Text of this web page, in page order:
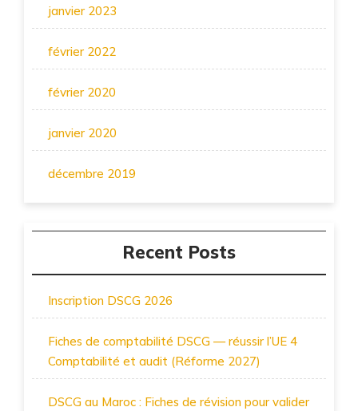
janvier 2023
février 2022
février 2020
janvier 2020
décembre 2019
Recent Posts
Inscription DSCG 2026
Fiches de comptabilité DSCG — réussir l’UE 4
Comptabilité et audit (Réforme 2027)
DSCG au Maroc : Fiches de révision pour valider